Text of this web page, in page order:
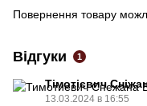
Повернення товару
Відгуки 1
Тімотієвич
13.03.2024 в 16:55